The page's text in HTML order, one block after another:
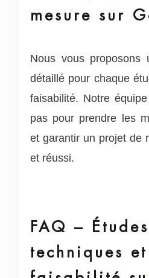
mesure sur
Nous vous proposons
détaillé pour chaque
faisabilité. Notre
pas pour prendre les
et garantir un projet de
et réussi.
FAQ – Études
techniques et